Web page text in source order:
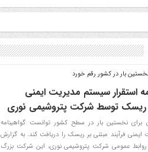
بار در کشور رقم خورد
استقرار سیستم مدیریت ایمنی
ریسک توسط شرکت پتروشیمی نوری
برای نخستین بار در سطح کشور توانست گواهینامه
ایمنی فرآیند مبتنی بر ریسک را دریافت کند. به گزارش
عمومی شرکت پتروشیمی نوری، این شرکت بزرگ